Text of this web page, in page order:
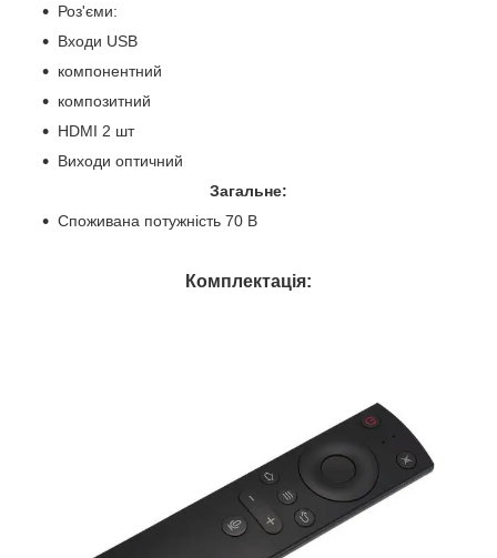
Роз'єми:
Входи USB
компонентний
композитний
HDMI 2 шт
Виходи оптичний
Загальне:
Споживана потужність 70 В
Комплектація: